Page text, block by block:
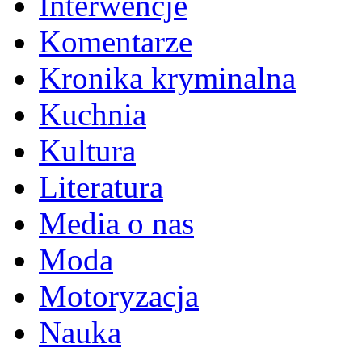
Komentarze
Kronika kryminalna
Kuchnia
Kultura
Literatura
Media o nas
Moda
Motoryzacja
Nauka